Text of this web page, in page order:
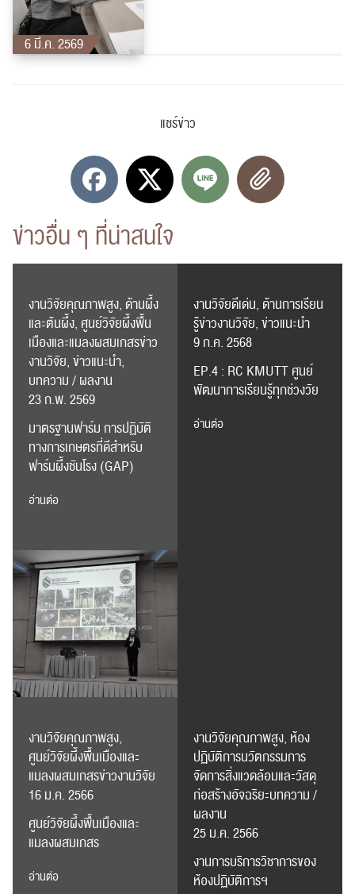
ค้นหา
สำหรับ:
6 มี.ค. 2569
แชร์ข่าว
ข่าวอื่น ๆ ที่น่าสนใจ
งานวิจัยคุณภาพสูง, ด้านผึ้ง
และต้นผึ้ง, ศูนย์วิจัยผึ้งพื้น
เมืองและแมลงผสมเกสรข่าว
งานวิจัย, ข่าวแนะนำ,
บทความ / ผลงาน
23 ก.พ. 2569
มาตรฐานฟาร์ม การปฏิบัติ
ทางการเกษตรที่ดีสำหรับ
ฟาร์มผึ้งชันโรง (GAP)
อ่านต่อ
งานวิจัยดีเด่น, ด้านการเรียน
รู้ข่าวงานวิจัย, ข่าวแนะนำ
9 ก.ค. 2568
EP.4 : RC KMUTT ศูนย์
พัฒนาการเรียนรู้ทุกช่วงวัย
อ่านต่อ
งานวิจัยคุณภาพสูง,
ศูนย์วิจัยผึ้งพื้นเมืองและ
แมลงผสมเกสรข่าวงานวิจัย
16 ม.ค. 2566
ศูนย์วิจัยผึ้งพื้นเมืองและ
แมลงผสมเกสร
อ่านต่อ
งานวิจัยคุณภาพสูง, ห้อง
ปฏิบัติการนวัตกรรมการ
จัดการสิ่งแวดล้อมและวัสดุ
ก่อสร้างอัจฉริยะบทความ /
ผลงาน
25 ม.ค. 2566
งานการบริการวิชาการของ
ห้องปฏิบัติการฯ
RC Activity
ปฏิทิน